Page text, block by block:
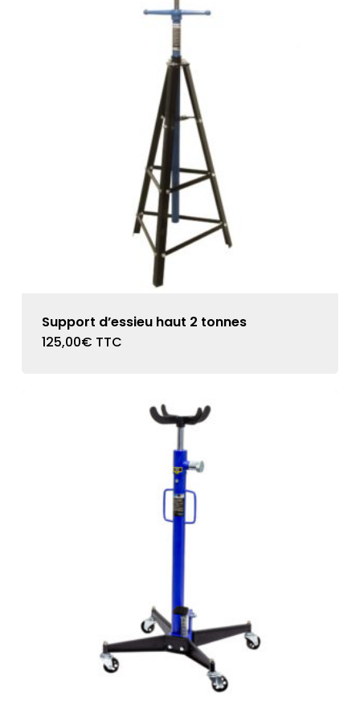
Support d’essieu haut 2 tonnes
125,00€ TTC